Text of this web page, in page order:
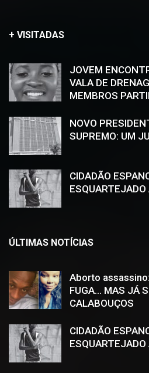
+ VISITADAS
JOVEM
VALA DE
MEMBROS
NOVO
SUPREMO: UM
CIDADÃO
ÚLTIMAS NOTÍCIAS
Aborto
FUGA… MAS JÁ
CALABOUÇOS
CIDADÃO